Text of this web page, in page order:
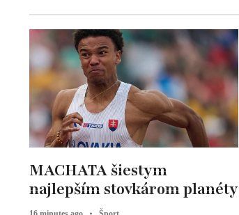
MACHATA šiestym
najlepším stovkárom planéty